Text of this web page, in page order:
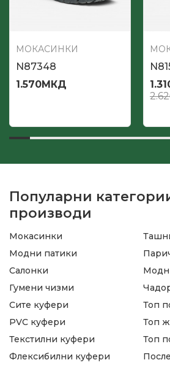
МОКАСИНКИ
N86710
1.575МКД
Популарни
производи
Мокасинки
Модни патики
Салонки
Гумени чизми
Сите куфери
PVC куфери
Текстилни куфери
Флексибилни куфери
Топ
Топ
Топ